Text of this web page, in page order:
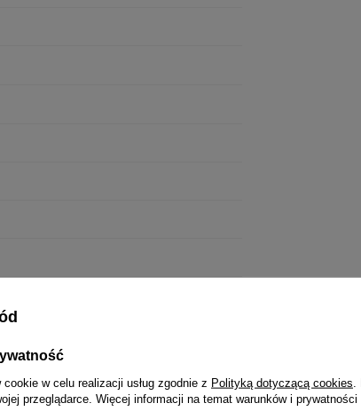
w celu realizacji usług zgodnie z Polityką dotyczącą cookies
przeglądarce. Więcej informacji na temat warunków i